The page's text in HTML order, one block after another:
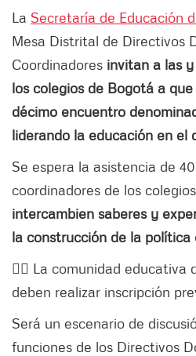
La Secretaría de Educación
Mesa Distrital de Directivos
Coordinadores invitan a las
los colegios de Bogotá a
décimo encuentro
liderando la educación en el
Se espera la asistencia de
coordinadores de los
intercambien saberes y
la construcción de la
👉🏻 La comunidad
deben realizar inscripción
Será un escenario de
funciones de los Directivos